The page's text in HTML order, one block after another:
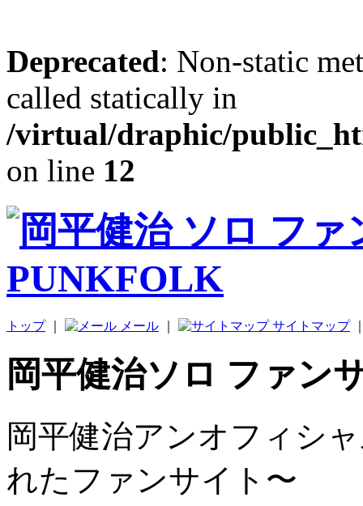
Deprecated: Non-static
called statically in
/virtual/draphic/
on line 12
トップ｜ メール サイトマップ
岡平健治ソロ ファン
岡平健治アンオフィシ
れたファンサイト〜